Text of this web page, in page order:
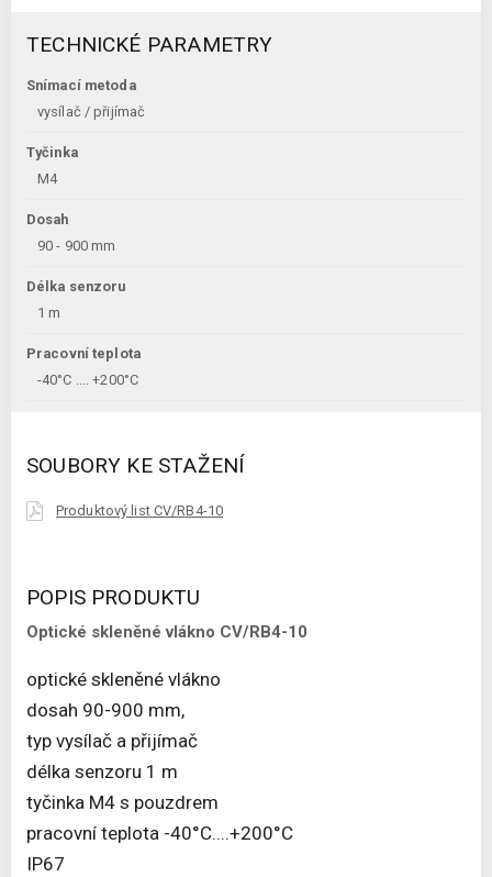
TECHNICKÉ PARAMETRY
Snímací metoda
vysílač / přijímač
Tyčinka
M4
Dosah
90 - 900 mm
Délka senzoru
1 m
Pracovní teplota
-40°C .... +200°C
SOUBORY KE STAŽENÍ
Produktový list CV/RB4-10
POPIS PRODUKTU
Optické skleněné vlákno CV/RB4-10
optické skleněné vlákno
dosah 90-900 mm,
typ vysílač a přijímač
délka senzoru 1 m
tyčinka M4 s pouzdrem
pracovní teplota -40°C....+200°C
IP67